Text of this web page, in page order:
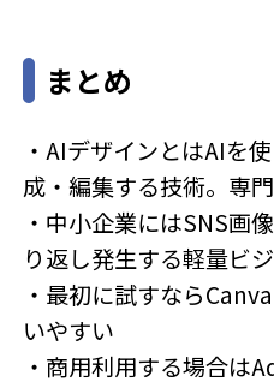
まとめ
・AIデザインとはAIを
成・編集する技術。専
・中小企業にはSNS画
り返し発生する軽量ビ
・最初に試すなら
いやすい
・商用利用する場合は